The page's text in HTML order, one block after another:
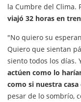
la Cumbre del Clima.
viajó 32 horas en
"No quiero su
Quiero que sientan
siento todos los días.
actúen como lo
como si nuestra
pesar de lo sombrío,